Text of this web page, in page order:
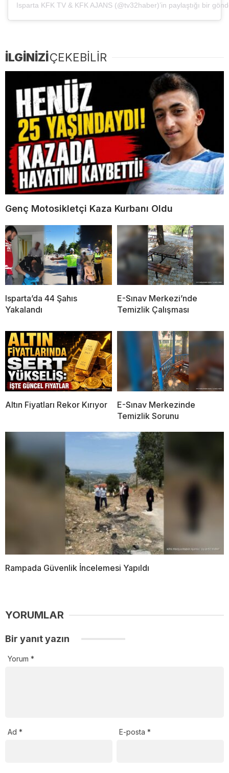
Isparta KFK TV & KFK AJANS (@tv32haber)’in paylaştığı bir
İLGİNİZİÇEKEBİLİR
Genç Motosikletçi Kaza Kurbanı Oldu
Isparta’da 44 Şahıs
Yakalandı
E-Sınav Merkezi’nde
Temizlik Çalışması
Altın Fiyatları Rekor Kırıyor
E-Sınav Merkezinde
Temizlik Sorunu
Rampada Güvenlik İncelemesi Yapıldı
YORUMLAR
Bir yanıt yazın
Yorum *
Ad * E-posta*